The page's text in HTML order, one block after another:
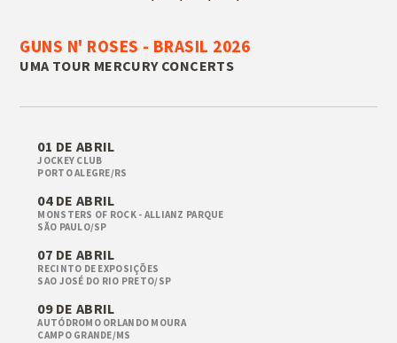
GUNS N' ROSES - BRASIL 2026
UMA TOUR MERCURY CONCERTS
01 DE ABRIL
JOCKEY CLUB
PORTO ALEGRE/RS
04 DE ABRIL
MONSTERS OF ROCK - ALLIANZ PARQUE
SÃO PAULO/SP
07 DE ABRIL
RECINTO DE EXPOSIÇÕES
SAO JOSÉ DO RIO PRETO/SP
09 DE ABRIL
AUTÓDROMO ORLANDO MOURA
CAMPO GRANDE/MS